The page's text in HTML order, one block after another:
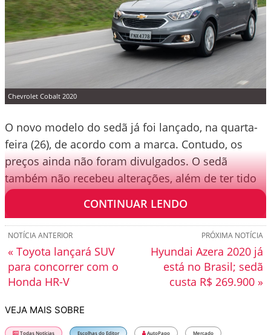
Chevrolet Cobalt 2020
O novo modelo do sedã já foi lançado, na quarta-
feira (26), de acordo com a marca. Contudo, os
preços ainda não foram divulgados. O sedã
também não recebeu alterações, além de ter tido
as versões “enxugadas”.
CONTINUAR LENDO
PRÓXIMA NOTÍCIA
Hyundai Azera 2020 já
está no Brasil; sedã
custa R$ 269.900 »
NOTÍCIA ANTERIOR
« Toyota lançará SUV
para concorrer com o
Honda HR-V
VEJA MAIS SOBRE
Todas Notícias Escolhas do Editor AutoPapo Mercado